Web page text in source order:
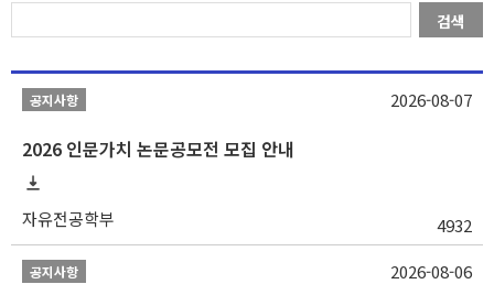
검색
공지사항
2026 인문가치 논문공모전 모집 안내
자유전공학부 4932
2026-08-07
공지사항 2026-08-06